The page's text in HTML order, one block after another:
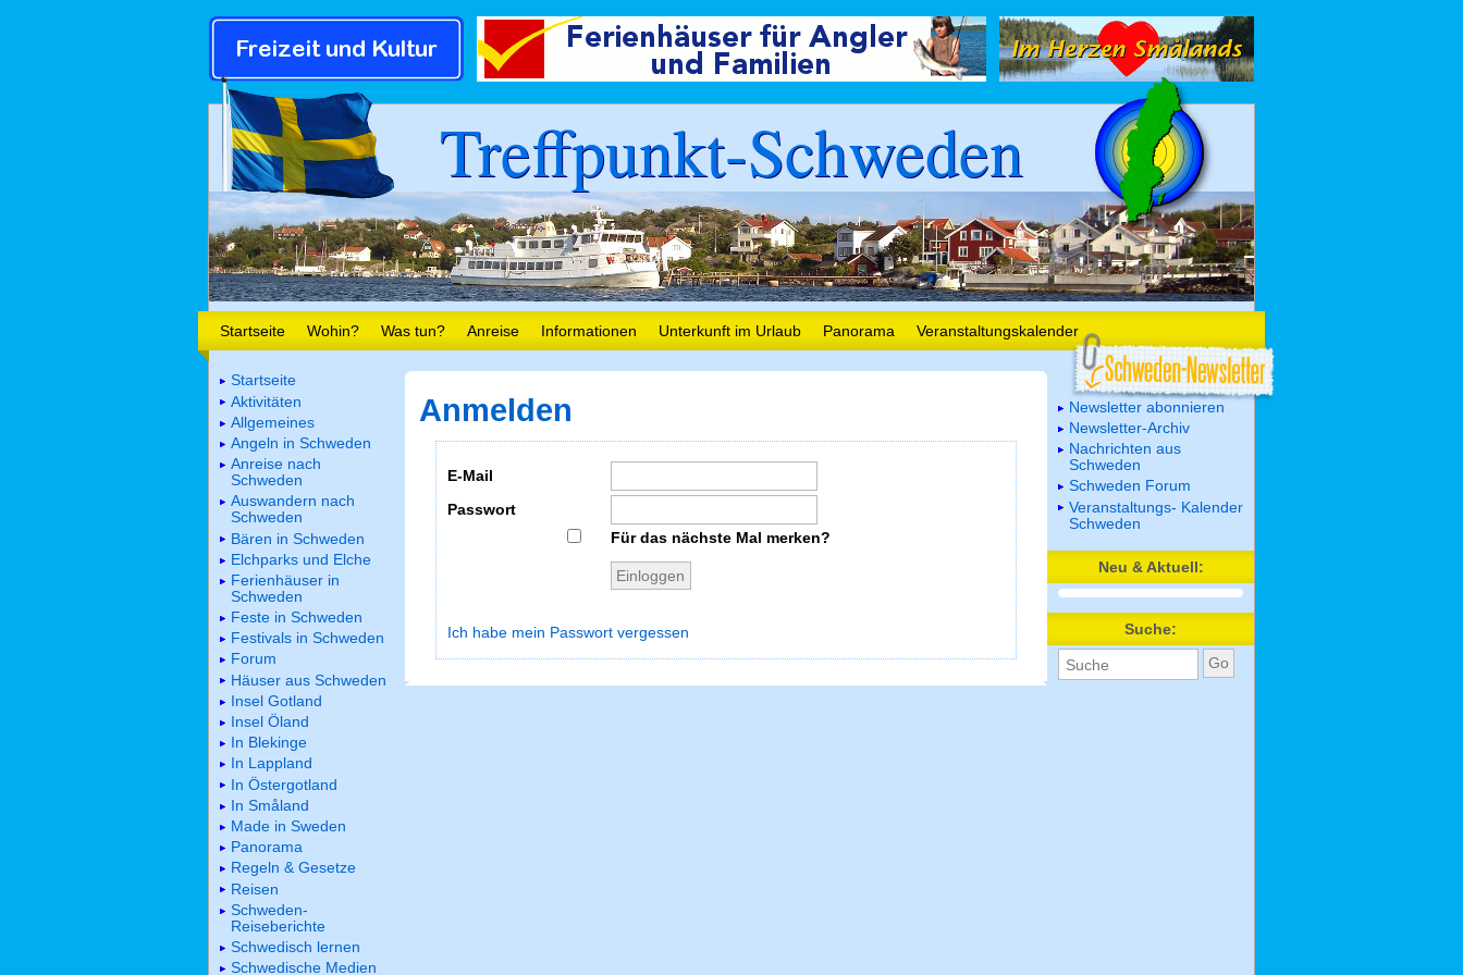
Treffpunkt-Schweden
Startseite Wohin? Was tun? Anreise Informationen Unterkunft im Urlaub Panorama Veranstaltungskalender
Anmelden
E-Mail
Passwort
Für das nächste Mal merken?
Ich habe mein Passwort vergessen
Startseite
Aktivitäten
Allgemeines
Angeln in Schweden
Anreise nach
Schweden
Auswandern nach
Schweden
Bären in Schweden
Elchparks und Elche
Ferienhäuser in
Schweden
Feste in Schweden
Festivals in Schweden
Forum
Häuser aus Schweden
Insel Gotland
Insel Öland
In Blekinge
In Lappland
In Östergotland
In Småland
Made in Sweden
Panorama
Regeln & Gesetze
Reisen
Schweden-
Reiseberichte
Schwedisch lernen
Schwedische Medien
Newsletter abonnieren
Newsletter-Archiv
Nachrichten aus
Schweden
Schweden Forum
Veranstaltungs- Kalender
Schweden
Neu & Aktuell:
Suche: